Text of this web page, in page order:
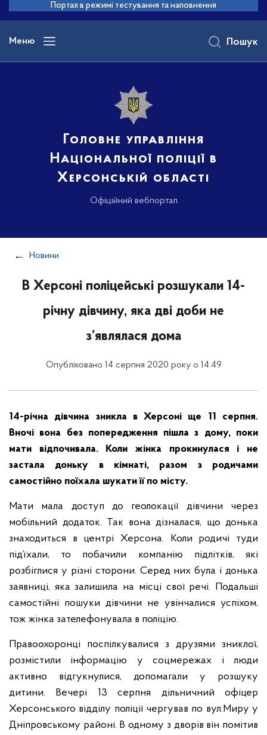
основного
вмісту
Портал в режимі тестування та наповнення
Меню
Головне управління
Національної поліції в
Херсонській області
Офіційний вебпортал
Пошук
Новини
В Херсоні поліцейські розшукали 14-
річну дівчину, яка дві доби не
з’являлася дома
Опубліковано 14 серпня 2020 року о 14:49
14-річна дівчина зникла в Херсоні ще 11 серпня.
Вночі вона без попередження пішла з дому, поки
мати відпочивала. Коли жінка прокинулася і не
застала доньку в кімнаті, разом з родичами
самостійно поїхала шукати її по місту.
Мати мала доступ до геолокації дівчини через
мобільний додаток. Так вона дізналася, що донька
знаходиться в центрі Херсона. Коли родичі туди
під’їхали, то побачили компанію підлітків, які
розбіглися у різні сторони. Серед них була і донька
заявниці, яка залишила на місці свої речі. Подальші
самостійні пошуки дівчини не увінчалися успіхом,
тож жінка зателефонувала в поліцію.
Правоохоронці поспілкувалися з друзями зниклої,
розмістили інформацію у соцмережах і люди
активно відгукнулися, допомагали у розшуку
дитини. Вечері 13 серпня дільничний офіцер
Херсонського відділу поліції чергував по вул.Миру у
Дніпровському районі. В одному з дворів він помітив